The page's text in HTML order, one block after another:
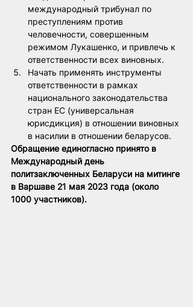
международный трибунал по
преступлениям против
человечности, совершенным
режимом Лукашенко, и привлечь к
ответственности всех виновных.
Начать применять инструменты
ответственности в рамках
национального законодательства
стран ЕС (универсальная
юрисдикция) в отношении виновных
в насилии в отношении беларусов.
Обращение единогласно принято в
Международный день
политзаключенных Беларуси на митинге
в Варшаве 21 мая 2023 года (около
1000 участников).